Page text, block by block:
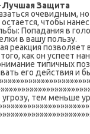
Лучшая Защита
очевидным,
чтобы
Попадания в
в вашу пользу.
реакция
как он успеет
типичных
его действия и
тем меньше